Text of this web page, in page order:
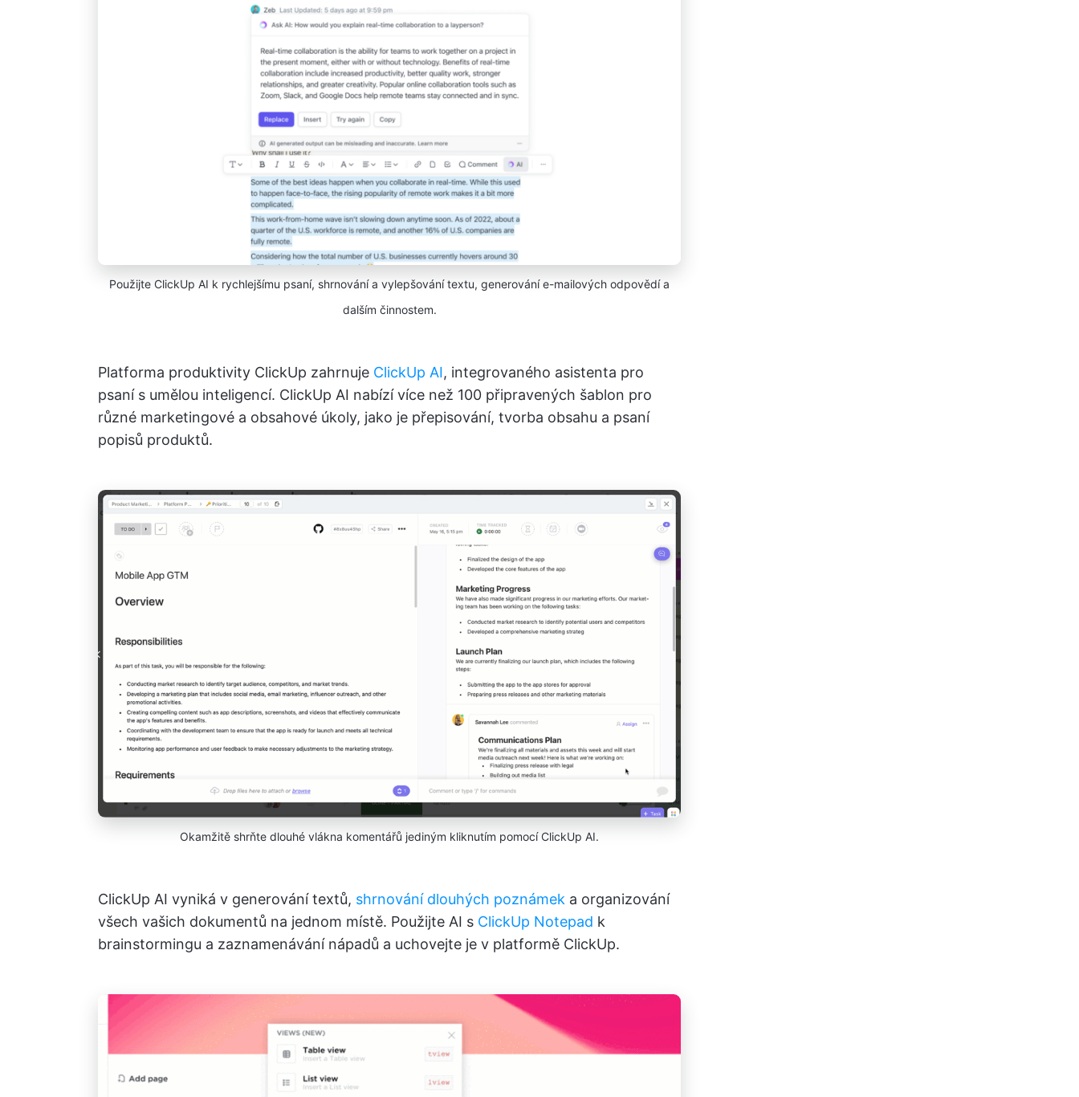
Použijte ClickUp AI k rychlejšímu psaní, shrnování a vylepšování textu, generování e-mailových odpovědí a
dalším činnostem.
Platforma produktivity ClickUp zahrnuje ClickUp AI, integrovaného asistenta pro
psaní s umělou inteligencí. ClickUp AI nabízí více než 100 připravených šablon pro
různé marketingové a obsahové úkoly, jako je přepisování, tvorba obsahu a psaní
popisů produktů.
Okamžitě shrňte dlouhé vlákna komentářů jediným kliknutím pomocí ClickUp AI.
ClickUp AI vyniká v generování textů, shrnování dlouhých poznámek a organizování
všech vašich dokumentů na jednom místě. Použijte AI s ClickUp Notepad k
brainstormingu a zaznamenávání nápadů a uchovejte je v platformě ClickUp.